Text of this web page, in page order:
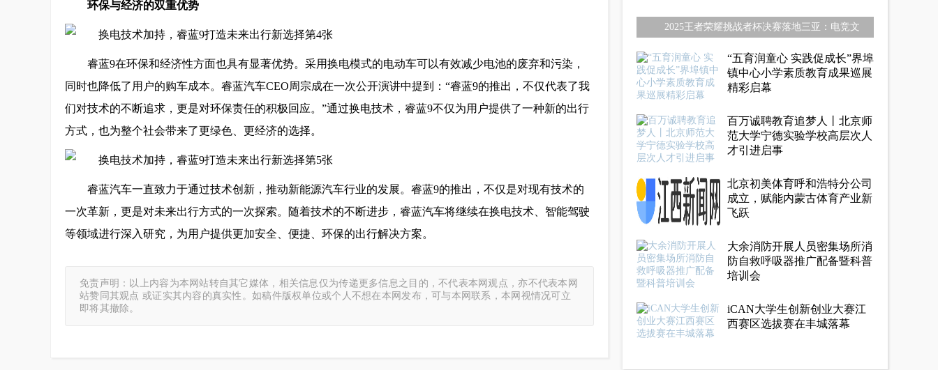
环保与经济的双重优势
睿蓝9在环保和经济性方面也具有显著优势。采用换电模式的电动车可以有效减少电池的废弃和污染，
同时也降低了用户的购车成本。睿蓝汽车CEO周宗成在一次公开演讲中提到：“睿蓝9的推出，不仅代表了我
们对技术的不断追求，更是对环保责任的积极回应。”通过换电技术，睿蓝9不仅为用户提供了一种新的出行
方式，也为整个社会带来了更绿色、更经济的选择。
睿蓝汽车一直致力于通过技术创新，推动新能源汽车行业的发展。睿蓝9的推出，不仅是对现有技术的
一次革新，更是对未来出行方式的一次探索。随着技术的不断进步，睿蓝汽车将继续在换电技术、智能驾驶
等领域进行深入研究，为用户提供更加安全、便捷、环保的出行解决方案。
免责声明：以上内容为本网站转自其它媒体，相关信息仅为传递更多信息之目的，不代表本网观点，亦不代表本网
站赞同其观点 或证实其内容的真实性。如稿件版权单位或个人不想在本网发布，可与本网联系，本网视情况可立
即将其撤除。
2025王者荣耀挑战者杯决赛落地三亚：电竞文
“五育润童心 实践促成长”界埠
镇中心小学素质教育成果巡展
精彩启幕
百万诚聘教育追梦人丨北京师
范大学宁德实验学校高层次人
才引进启事
北京初美体育呼和浩特分公司
成立，赋能内蒙古体育产业新
飞跃
大余消防开展人员密集场所消
防自救呼吸器推广配备暨科普
培训会
iCAN大学生创新创业大赛江
西赛区选拔赛在丰城落幕